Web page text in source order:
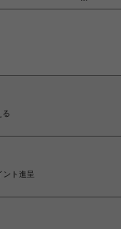
る
ント進呈